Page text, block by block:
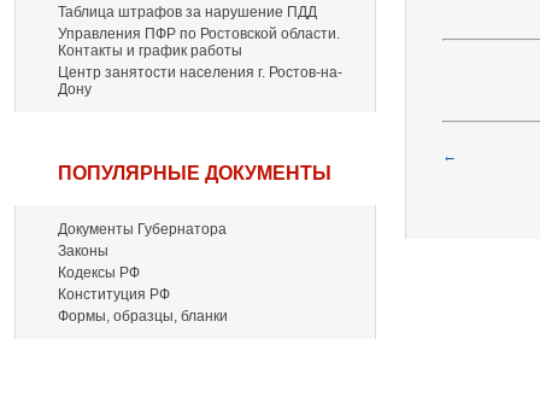
Таблица штрафов за нарушение ПДД
Управления ПФР по Ростовской области.
Контакты и график работы
Центр занятости населения г. Ростов-на-
Дону
ПОПУЛЯРНЫЕ ДОКУМЕНТЫ
Документы Губернатора
Законы
Кодексы РФ
Конституция РФ
Формы, образцы, бланки
←